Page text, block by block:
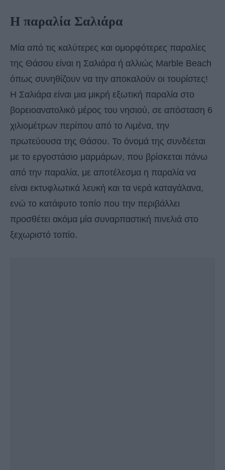
Η παραλία Σαλιάρα
Μία από τις καλύτερες και ομορφότερες παραλίες
της Θάσου είναι η Σαλιάρα ή αλλιώς Μarble Βeach
όπως συνηθίζουν να την αποκαλούν οι τουρίστες!
Η Σαλιάρα είναι μια μικρή εξωτική παραλία στο
βορειοανατολικό μέρος του νησιού, σε απόσταση 6
χιλιομέτρων περίπου από το Λιμένα, την
πρωτεύουσα της Θάσου. Το όνομά της συνδέεται
με το εργοστάσιο μαρμάρων, που βρίσκεται πάνω
από την παραλία, με αποτέλεσμα η παραλία να
είναι εκτυφλωτικά λευκή και τα νερά καταγάλανα,
ενώ το κατάφυτο τοπίο που την περιβάλλει
προσθέτει ακόμα μία συναρπαστική πινελιά στο
ξεχωριστό τοπίο.